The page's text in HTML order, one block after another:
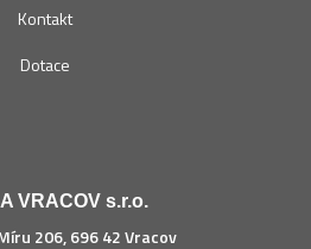
Kontakt
Dotace
VRACOV s.r.o.
206, 696 42 Vracov